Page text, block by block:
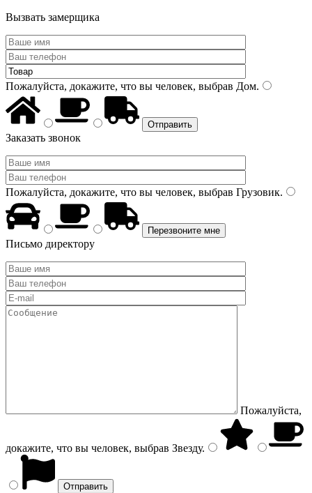
Вызвать замерщика
Пожалуйста, докажите, что вы человек, выбрав Дом.
Заказать звонок
Пожалуйста, докажите, что вы человек, выбрав Грузовик.
Письмо директору
Пожалуйста,
докажите, что вы человек, выбрав Звезду.